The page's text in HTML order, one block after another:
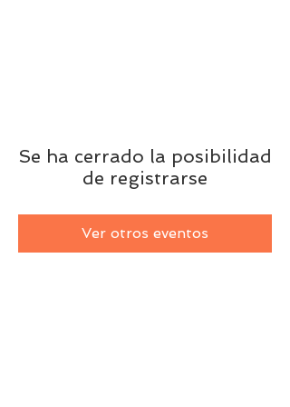
Se ha cerrado la posibilidad
de registrarse
Ver otros eventos